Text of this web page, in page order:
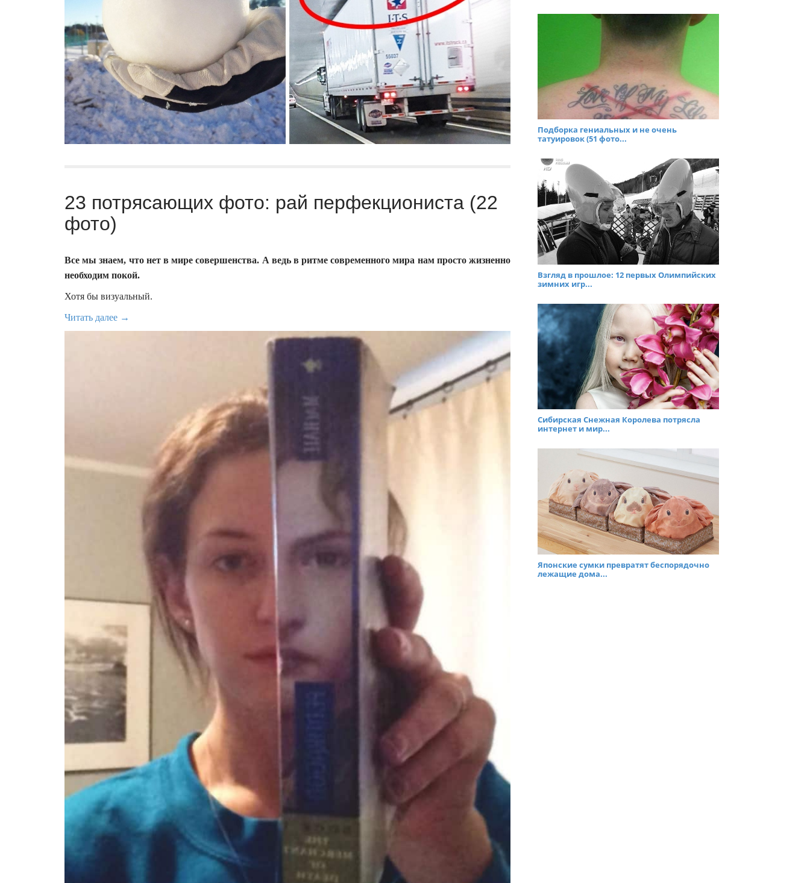
23 потрясающих фото: рай перфекциониста (22
фото)
Все мы знаем, что нет в мире совершенства. А ведь в ритме современного мира нам просто жизненно
необходим покой.
Хотя бы визуальный.
Читать далее →
Подборка гениальных и не очень
татуировок (51 фото...
Взгляд в прошлое: 12 первых Олимпийских
зимних игр...
Сибирская Снежная Королева потрясла
интернет и мир...
Японские сумки превратят беспорядочно
лежащие дома...